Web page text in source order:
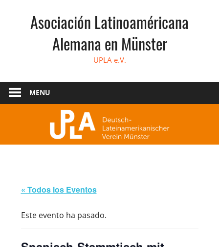
Asociación Latinoaméricana
Alemana en Münster
UPLA e.V.
MENU
« Todos los Eventos
Este evento ha pasado.